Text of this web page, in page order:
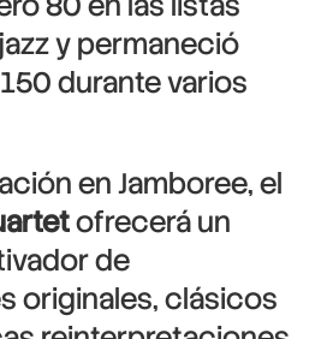
y permaneció
durante varios
en Jamboree, el
ofrecerá un
de
originales, clásicos